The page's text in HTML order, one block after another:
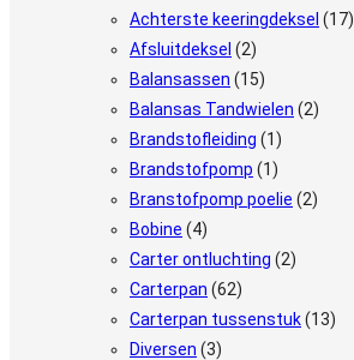
Achterste keeringdeksel (17)
Afsluitdeksel (2)
Balansassen (15)
Balansas Tandwielen (2)
Brandstofleiding (1)
Brandstofpomp (1)
Branstofpomp poelie (2)
Bobine (4)
Carter ontluchting (2)
Carterpan (62)
Carterpan tussenstuk(13)
Diversen (3)